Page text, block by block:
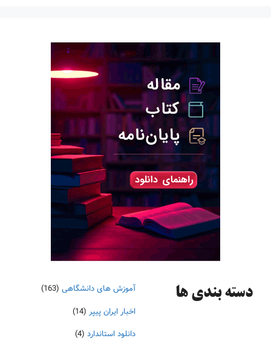
دسته‌ بندی ها آموزش های دانشگاهی (163)
اخبار ایران پیپر (14)
دانلود استاندارد (4)